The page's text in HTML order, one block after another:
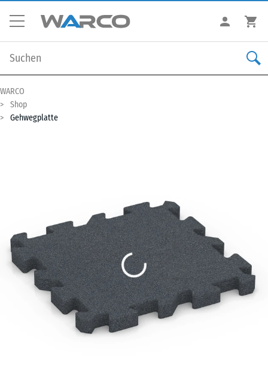
WARCO
Shop
Gehwegplatte